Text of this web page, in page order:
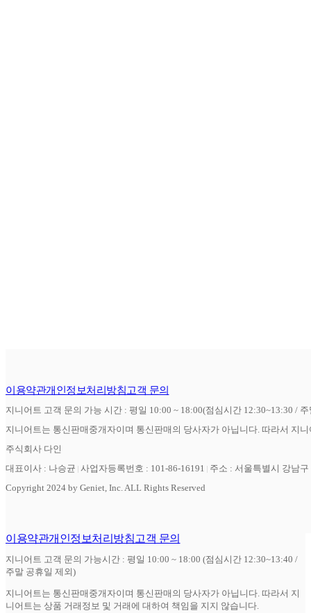
이용약관개인정보처리방침고객 문의
지니어트 고객 문의 가능 시간 : 평일 10:00 ~ 18:00(점심시간 12:30~13:30 /
지니어트는 통신판매중개자이며 통신판매의 당사자가 아닙니다. 따라서 지
주식회사 다인
대표이사 : 나승균 사업자등록번호 : 101-86-16191
주소 : 서울특별시 강남
Copyright 2024 by Geniet, Inc. ALL Rights Reserved
이용약관개인정보처리방침고객 문의
지니어트 고객 문의 가능시간 : 평일 10:00 ~ 18:00 (점심시간 12:30~13:40 /
주말 공휴일 제외)
지니어트는 통신판매중개자이며 통신판매의 당사자가 아닙니다. 따라서 지
니어트는 상품 거래정보 및 거래에 대하여 책임을 지지 않습니다.